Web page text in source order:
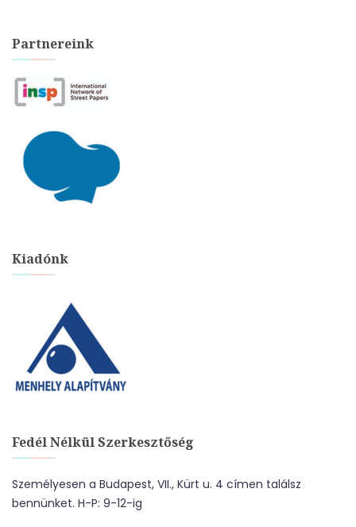
Partnereink
Kiadónk
Fedél Nélkül Szerkesztőség
Személyesen a Budapest, VII., Kürt u. 4 címen találsz
bennünket. H-P: 9-12-ig